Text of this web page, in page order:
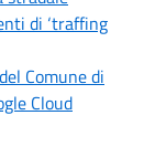
di ‘traffing
Comune di
Cloud